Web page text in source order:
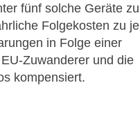
fünf solche Geräte zu
Folgekosten zu je
in Folge einer
Zuwanderer und die
kompensiert.